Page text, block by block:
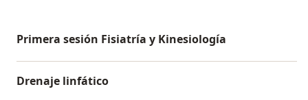
Primera sesión Fisiatría y Kinesiología
Drenaje linfático